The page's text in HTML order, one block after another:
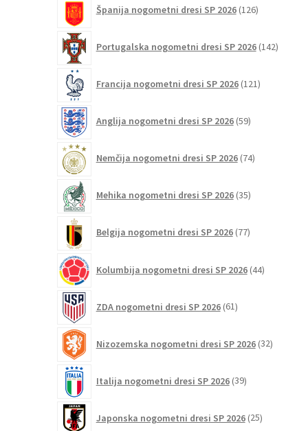
Španija nogometni dresi SP 2026 126izdelkov
Portugalska nogometni dresi SP 2026 142
Francija nogometni dresi SP 2026 121izdelkov
Anglija nogometni dresi SP 2026 59izdelkov
Nemčija nogometni dresi SP 2026 74izdelkov
Mehika nogometni dresi SP 2026 35izdelkov
Belgija nogometni dresi SP 2026 77izdelkov
Kolumbija nogometni dresi SP 2026 44izdelkov
ZDA nogometni dresi SP 2026 61izdelkov
Nizozemska nogometni dresi SP 2026 32izdelkov
Italija nogometni dresi SP 2026 39izdelkov
Japonska nogometni dresi SP 2026 25izdelkov